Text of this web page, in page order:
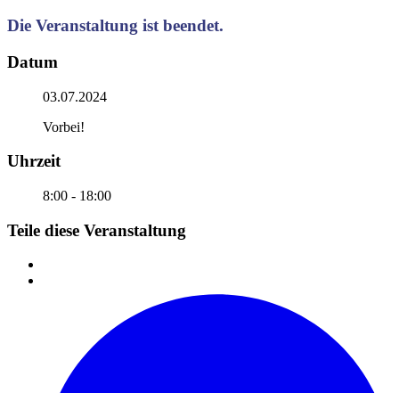
Die Veranstaltung ist beendet.
Datum
03.07.2024
Vorbei!
Uhrzeit
8:00 - 18:00
Teile diese Veranstaltung